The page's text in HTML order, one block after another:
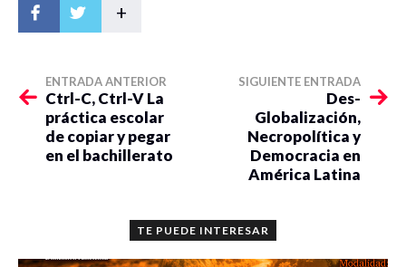
+
ENTRADA ANTERIOR
Ctrl-C, Ctrl-V La
práctica escolar
de copiar y pegar
en el bachillerato
SIGUIENTE ENTRADA
Des-
Globalización,
Necropolítica y
Democracia en
América Latina
TE PUEDE INTERESAR